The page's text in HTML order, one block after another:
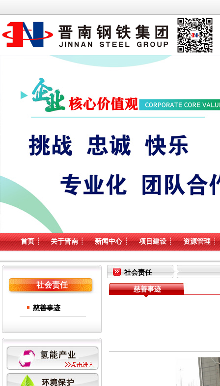
首页 ┊ 关于晋南 ┊ 新闻中心 ┊ 项目建设 ┊ 资源管理 ┊
社会责任
慈善事迹
社会责任
慈善事迹